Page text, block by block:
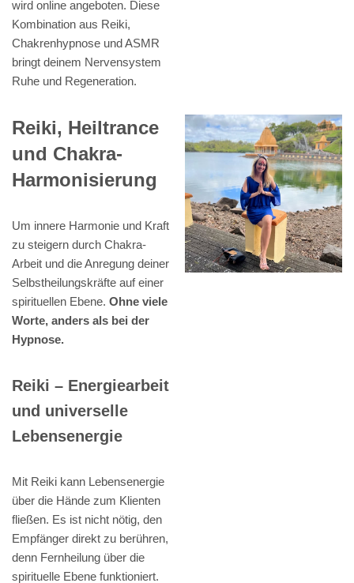
wird online angeboten. Diese
Kombination aus Reiki,
Chakrenhypnose und ASMR
bringt deinem Nervensystem
Ruhe und Regeneration.
Reiki, Heiltrance
und Chakra-
Harmonisierung
Um innere Harmonie und Kraft
zu steigern durch Chakra-
Arbeit und die Anregung deiner
Selbstheilungskräfte auf einer
spirituellen Ebene. Ohne viele
Worte, anders als bei der
Hypnose.
Reiki – Energiearbeit
und universelle
Lebensenergie
Mit Reiki kann Lebensenergie
über die Hände zum Klienten
fließen. Es ist nicht nötig, den
Empfänger direkt zu berühren,
denn Fernheilung über die
spirituelle Ebene funktioniert.